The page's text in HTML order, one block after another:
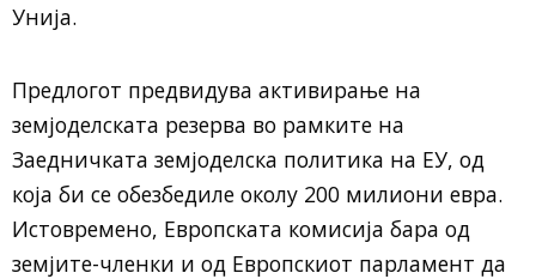
Унија.
Предлогот предвидува активирање на
земјоделската резерва во рамките на
Заедничката земјоделска политика на ЕУ, од
која би се обезбедиле околу 200 милиони евра.
Истовремено, Европската комисија бара од
земјите-членки и од Европскиот парламент да